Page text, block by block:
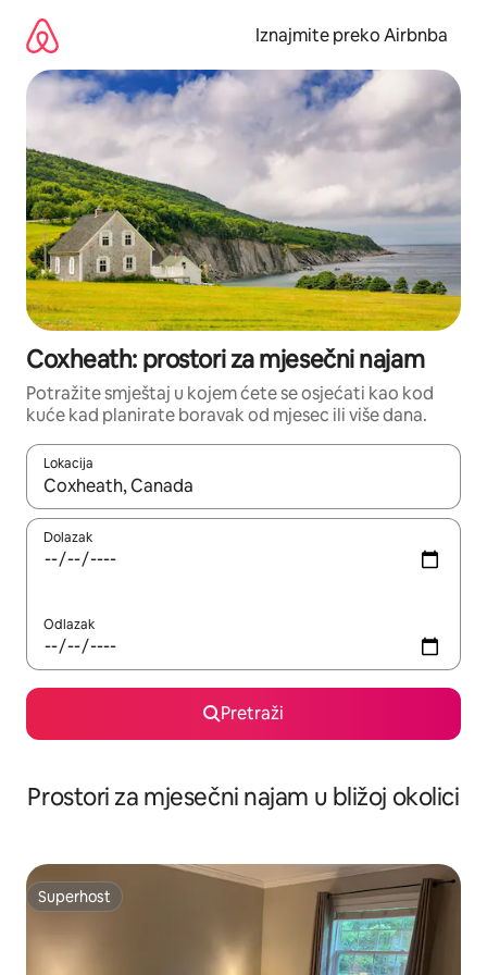
sadržaj
Iznajmite preko Airbnba
Coxheath: prostori za mjesečni najam
Potražite smještaj u kojem ćete se osjećati kao kod
kuće kad planirate boravak od mjesec ili više dana.
Lokacija
Kada budu dostupni rezultati, moći ćete ih pregledati
Dolazak
Odlazak
Pretraži
Prostori za mjesečni najam u bližoj okolici
Superhost
Superhost